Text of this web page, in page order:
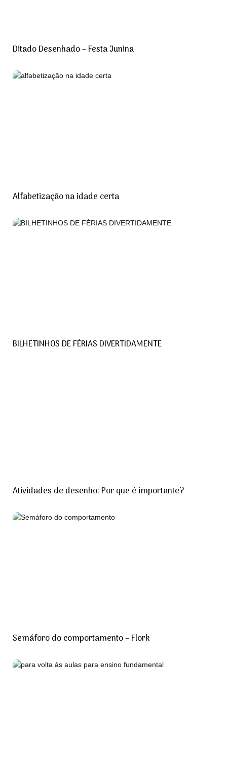
Ditado Desenhado – Festa Junina
Alfabetização na idade certa
BILHETINHOS DE FÉRIAS DIVERTIDAMENTE
Atividades de desenho: Por que é importante?
Semáforo do comportamento – Flork